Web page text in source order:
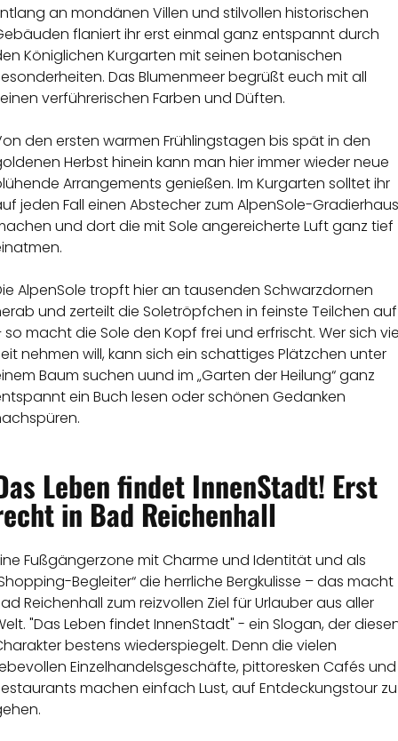
an mondänen Villen und stilvollen historischen
flaniert ihr erst einmal ganz entspannt durch
Königlichen Kurgarten mit seinen botanischen
Das Blumenmeer begrüßt euch mit all
verführerischen Farben und Düften.
den ersten warmen Frühlingstagen bis spät in den
Herbst hinein kann man hier immer wieder neue
Arrangements genießen. Im Kurgarten solltet ihr
jeden Fall einen Abstecher zum AlpenSole-Gradierhaus
und dort die mit Sole angereicherte Luft ganz tief
AlpenSole tropft hier an tausenden Schwarzdornen
und zerteilt die Soletröpfchen in feinste Teilchen auf
so macht die Sole den Kopf frei und erfrischt. Wer sich
nehmen will, kann sich ein schattiges Plätzchen unter
Baum suchen uund im „Garten der Heilung“ ganz
ein Buch lesen oder schönen Gedanken
Leben findet InnenStadt! Erst
in Bad Reichenhall
Fußgängerzone mit Charme und Identität und als
Begleiter“ die herrliche Bergkulisse – das macht
Reichenhall zum reizvollen Ziel für Urlauber aus aller
"Das Leben findet InnenStadt" - ein Slogan, der
bestens wiederspiegelt. Denn die vielen
Einzelhandelsgeschäfte, pittoresken Cafés und
machen einfach Lust, auf Entdeckungstour zu